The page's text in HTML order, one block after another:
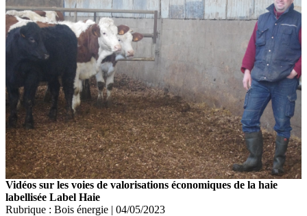
Vidéos sur les voies de valorisations économiques de la haie
labellisée Label Haie
Rubrique : Bois énergie | 04/05/2023